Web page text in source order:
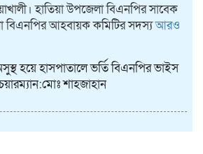
হাতিয়া উপজেলা বিএনপির সাবেক
বিএনপির আহবায়ক কমিটির সদস্যআরও
হয়ে হাসপাতালে ভর্তি বিএনপির ভাইস
শাহজাহান